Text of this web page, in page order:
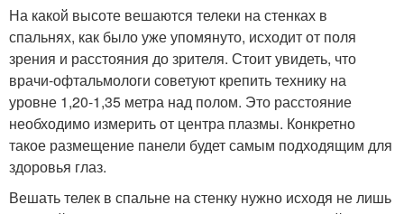
На какой высоте вешаются телеки на стенках в
спальнях, как было уже упомянуто, исходит от поля
зрения и расстояния до зрителя. Стоит увидеть, что
врачи-офтальмологи советуют крепить технику на
уровне 1,20-1,35 метра над полом. Это расстояние
необходимо измерить от центра плазмы. Конкретно
такое размещение панели будет самым подходящим для
здоровья глаз.
Вешать телек в спальне на стенку нужно исходя не лишь